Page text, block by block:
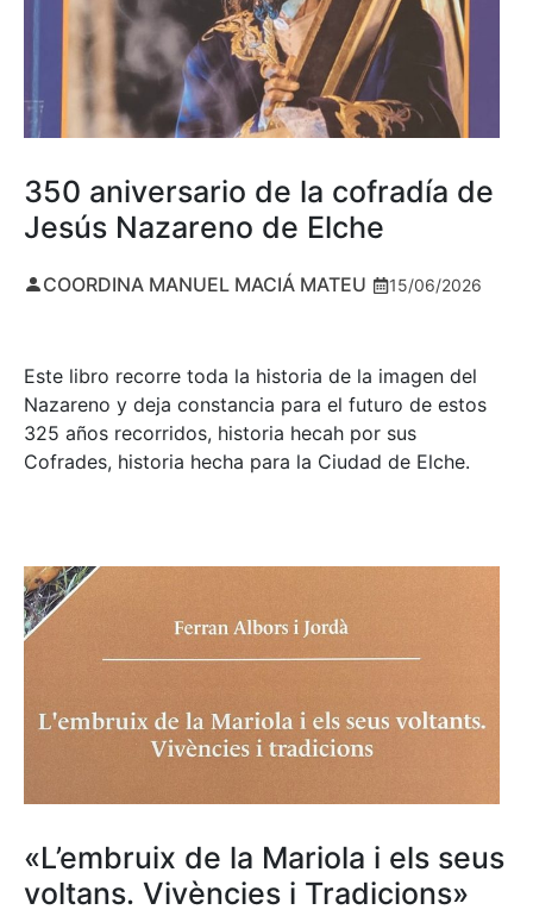
350 aniversario de la cofradía de
Jesús Nazareno de Elche
COORDINA MANUEL MACIÁ MATEU 15/06/2026
Este libro recorre toda la historia de la imagen del
Nazareno y deja constancia para el futuro de estos
325 años recorridos, historia hecah por sus
Cofrades, historia hecha para la Ciudad de Elche.
«L’embruix de la Mariola i els seus
voltans. Vivències i Tradicions»